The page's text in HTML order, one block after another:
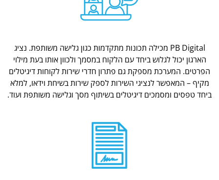
PB Digital מכילה תכונות מתקדמות כגון גלישה משותפת. נציג
הארגון יכול לגלוש ביחד עם הלקוח במסמך ולכוון אותו בעת מילוי
הפרטים. המערכת מספקת גם פתרון חדרי שירות לקוחות דיגיטלים
מקיף – המאפשר לנציגי השירות לספק שירות בשיחת וידאו, למלא
ביחד טפסים ומסמכים דיגיטלים בשיתוף מסך וגלישה משותפת ועוד.